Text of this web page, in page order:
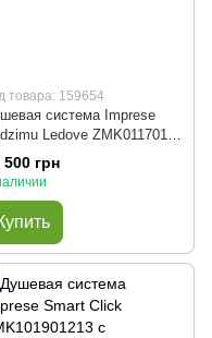
товара: 159654
система Imprese
Ledove ZMK01170109
500 грн